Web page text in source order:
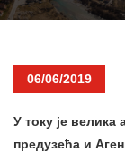
06/06/2019
У току је
предузећа и